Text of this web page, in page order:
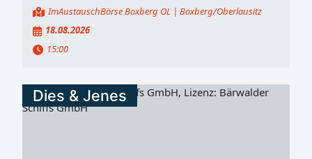
ImAustauschBörse Boxberg OL | Boxberg/Oberlausitz
18.08.2026
15:00
Dies & Jenes